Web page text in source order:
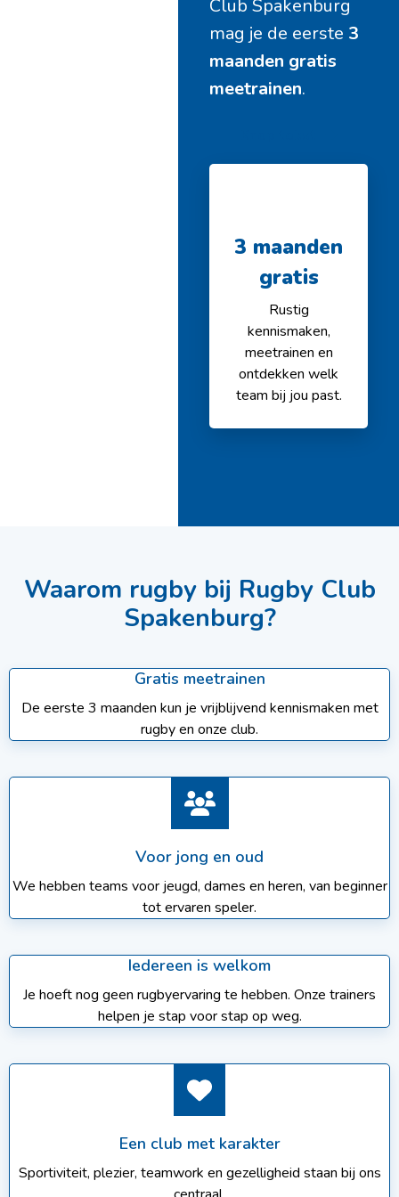
Club Spakenburg
mag je de eerste 3
maanden gratis
meetrainen.
3 maanden
gratis
Rustig
kennismaken,
meetrainen en
ontdekken welk
team bij jou past.
Waarom rugby bij Rugby Club
Spakenburg?
Gratis meetrainen
De eerste 3 maanden kun je vrijblijvend kennismaken met
rugby en onze club.
Voor jong en oud
We hebben teams voor jeugd, dames en heren, van beginner
tot ervaren speler.
Iedereen is welkom
Je hoeft nog geen rugbyervaring te hebben. Onze trainers
helpen je stap voor stap op weg.
Een club met karakter
Sportiviteit, plezier, teamwork en gezelligheid staan bij ons